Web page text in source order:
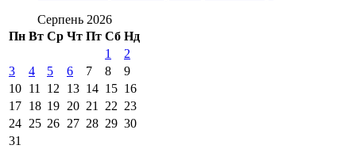
Серпень 2026
Пн Вт Ср Чт Пт Сб Нд
1
2
3
4 5 6 7 8
9
10 11 12 13 14 15 16
17 18 19 20 21 22 23
24 25 26 27 28 29 30
31